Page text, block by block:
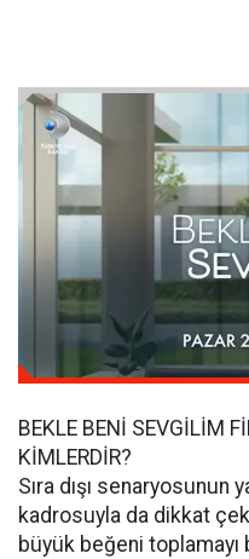
BEKLE BENİ SEVGİLİM
KİMLERDİR?
Sıra dışı senaryosunun
kadrosuyla da dikkat
büyük beğeni toplamayı